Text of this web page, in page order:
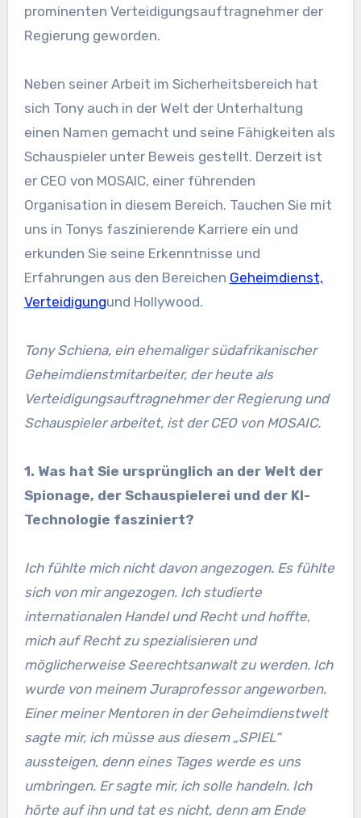
prominenten Verteidigungsauftragnehmer der
Regierung geworden.
Neben seiner Arbeit im Sicherheitsbereich hat
sich Tony auch in der Welt der Unterhaltung
einen Namen gemacht und seine Fähigkeiten als
Schauspieler unter Beweis gestellt. Derzeit ist
er CEO von MOSAIC, einer führenden
Organisation in diesem Bereich. Tauchen Sie mit
uns in Tonys faszinierende Karriere ein und
erkunden Sie seine Erkenntnisse und
Erfahrungen aus den Bereichen Geheimdienst,
Verteidigungund Hollywood.
Tony Schiena, ein ehemaliger südafrikanischer
Geheimdienstmitarbeiter, der heute als
Verteidigungsauftragnehmer der Regierung und
Schauspieler arbeitet, ist der CEO von MOSAIC.
1. Was hat Sie ursprünglich an der Welt der
Spionage, der Schauspielerei und der KI-
Technologie fasziniert?
Ich fühlte mich nicht davon angezogen. Es fühlte
sich von mir angezogen. Ich studierte
internationalen Handel und Recht und hoffte,
mich auf Recht zu spezialisieren und
möglicherweise Seerechtsanwalt zu werden. Ich
wurde von meinem Juraprofessor angeworben.
Einer meiner Mentoren in der Geheimdienstwelt
sagte mir, ich müsse aus diesem „SPIEL“
aussteigen, denn eines Tages werde es uns
umbringen. Er sagte mir, ich solle handeln. Ich
hörte auf ihn und tat es nicht, denn am Ende